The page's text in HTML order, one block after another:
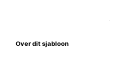
Over dit sjabloon